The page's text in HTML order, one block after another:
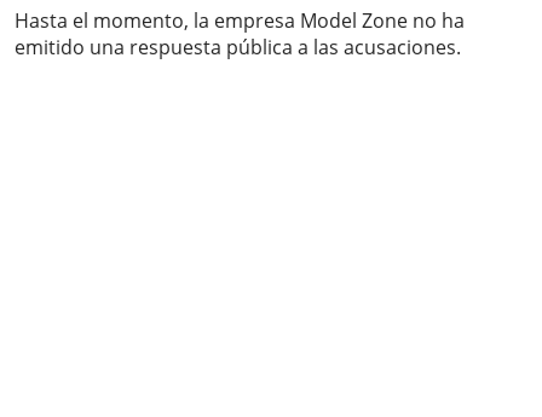
Hasta el momento, la empresa Model Zone no ha
emitido una respuesta pública a las acusaciones.